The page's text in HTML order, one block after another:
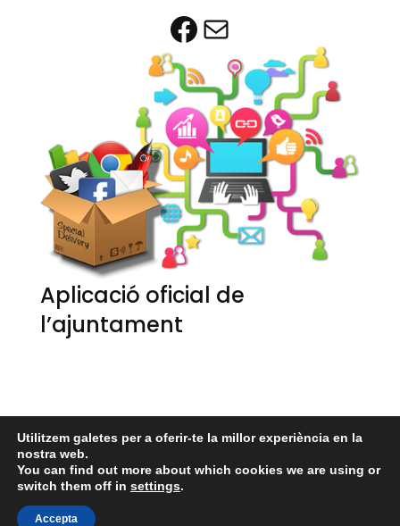
Facebook Correu electrònic
Aplicació oficial de
l’ajuntament
Utilitzem galetes per a oferir-te la millor experiència en la
nostra web.
You can find out more about which cookies we are using or
switch them off in settings.
Accepta